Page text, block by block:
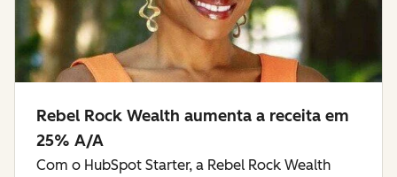
Rebel Rock Wealth aumenta a receita em
25% A/A
Com o HubSpot Starter, a Rebel Rock Wealth